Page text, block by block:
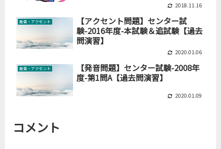
2018.11.16
発音・アクセント
【アクセント問題】センター試
験-2016年度-本試験＆追試験【過去
問演習】
2020.01.06
発音・アクセント
【発音問題】センター試験-2008年
度-第1問A【過去問演習】
2020.01.09
コメント